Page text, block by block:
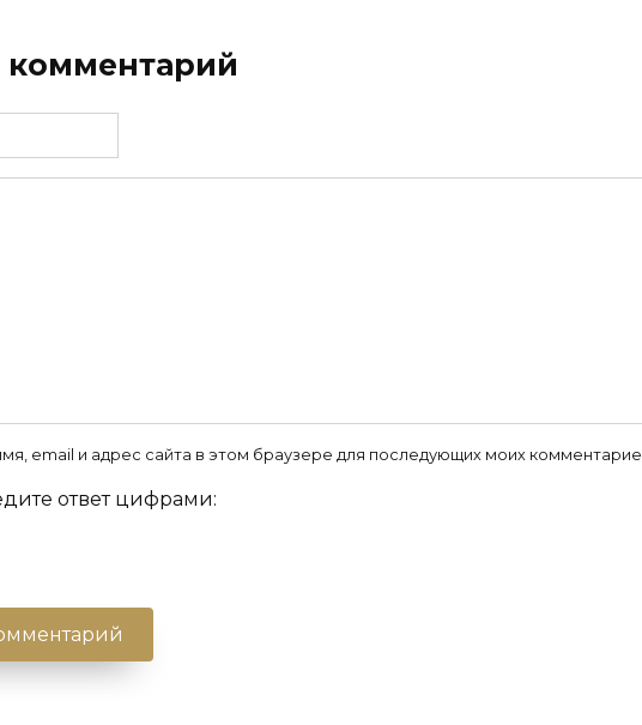
комментарий
email и адрес сайта в этом браузере для последующих моих
ответ цифрами: